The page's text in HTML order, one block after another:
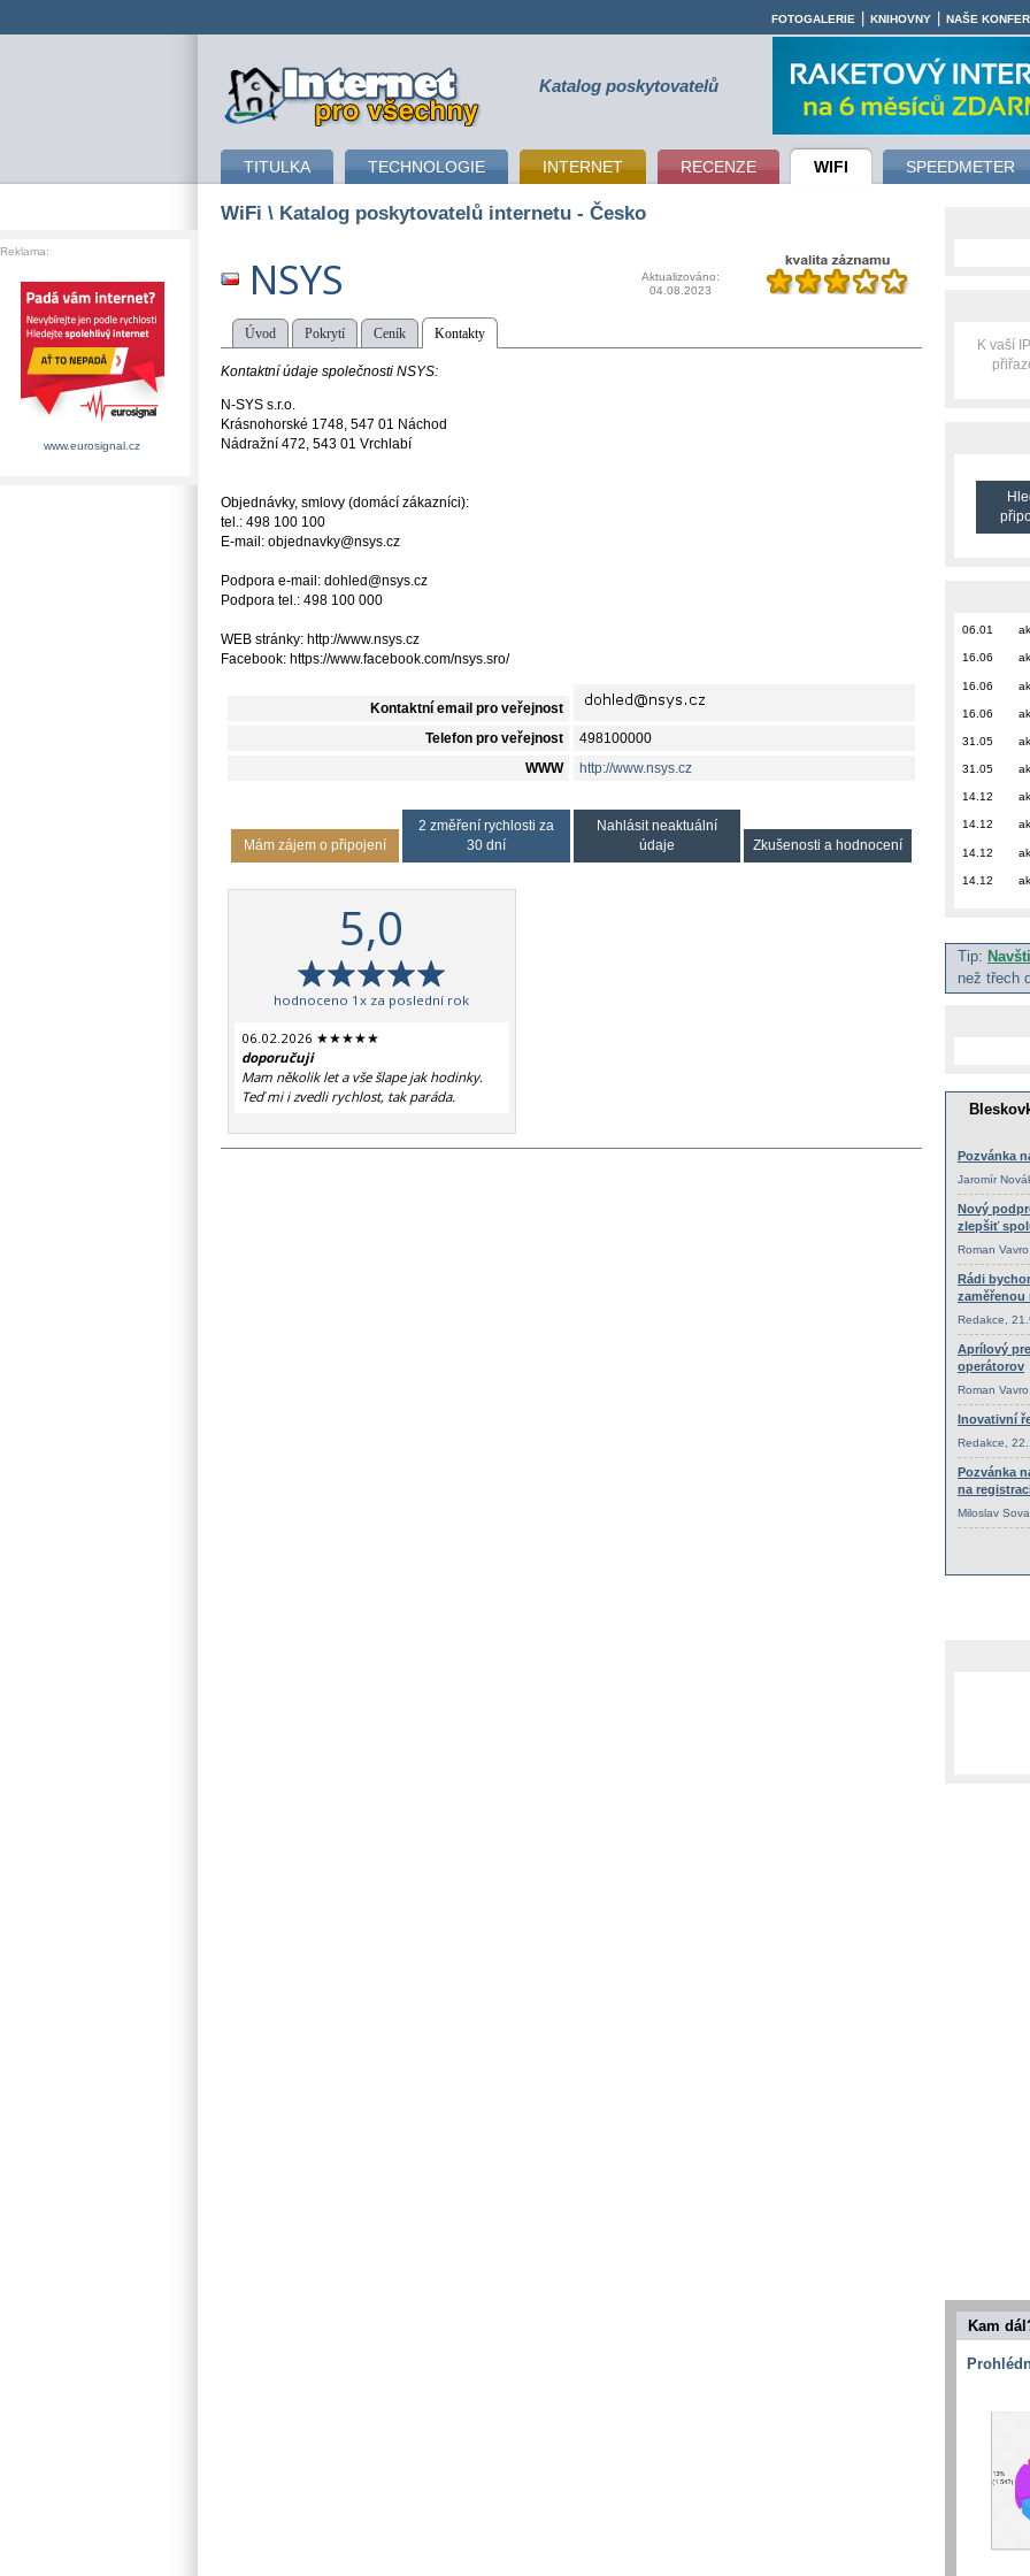
připojení k internetu Katalog poskytovatelů
TITULKA TECHNOLOGIE INTERNET RECENZE WIFI SPEEDMETER
FOTOGALERIE KNIHOVNY NAŠE
WiFi \ Katalog poskytovatelů internetu - Česko
NSYS
Aktualizováno:
04.08.2023
Úvod Pokrytí Ceník Kontakty
Kontaktní údaje společnosti NSYS:
N-SYS s.r.o.
Krásnohorské 1748, 547 01 Náchod
Nádražní 472, 543 01 Vrchlabí
Objednávky, smlovy (domácí zákazníci):
tel.: 498 100 100
E-mail: objednavky@nsys.cz
Podpora e-mail: dohled@nsys.cz
Podpora tel.: 498 100 000
WEB stránky: http://www.nsys.cz
Facebook: https://www.facebook.com/nsys.sro/
Kontaktní email pro veřejnost
Telefon pro veřejnost 498100000
WWW http://www.nsys.cz
Mám zájem o připojení
2 změření rychlosti za
30 dní
Nahlásit neaktuální
údaje
Zkušenosti a hodnocení
5,0
hodnoceno 1x za poslední rok
06.02.2026 ★★★★★
doporučuji
Mam několik let a vše šlape jak hodinky.
Teď mi i zvedli rychlost, tak paráda.
K vaší
06.01
16.06
16.06
16.06
31.05
31.05
14.12
14.12
14.12
14.12
Tip:
než třech
Kam
Reklama:
www.eurosignal.cz